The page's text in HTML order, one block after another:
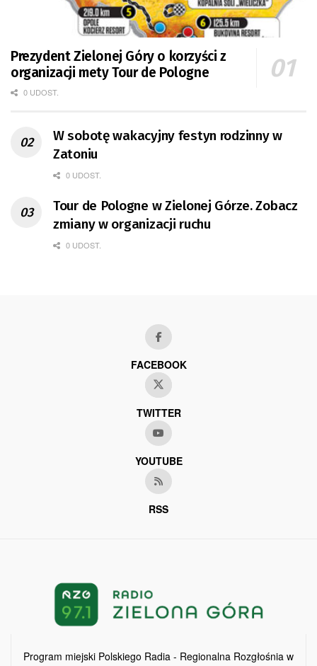
Prezydent Zielonej Góry o korzyści z
organizacji mety Tour de Pologne
0 UDOST.
W sobotę wakacyjny festyn rodzinny w
Zatoniu
0 UDOST.
Tour de Pologne w Zielonej Górze. Zobacz
zmiany w organizacji ruchu
0 UDOST.
FACEBOOK
TWITTER
YOUTUBE
RSS
Program miejski Polskiego Radia - Regionalna Rozgłośnia w